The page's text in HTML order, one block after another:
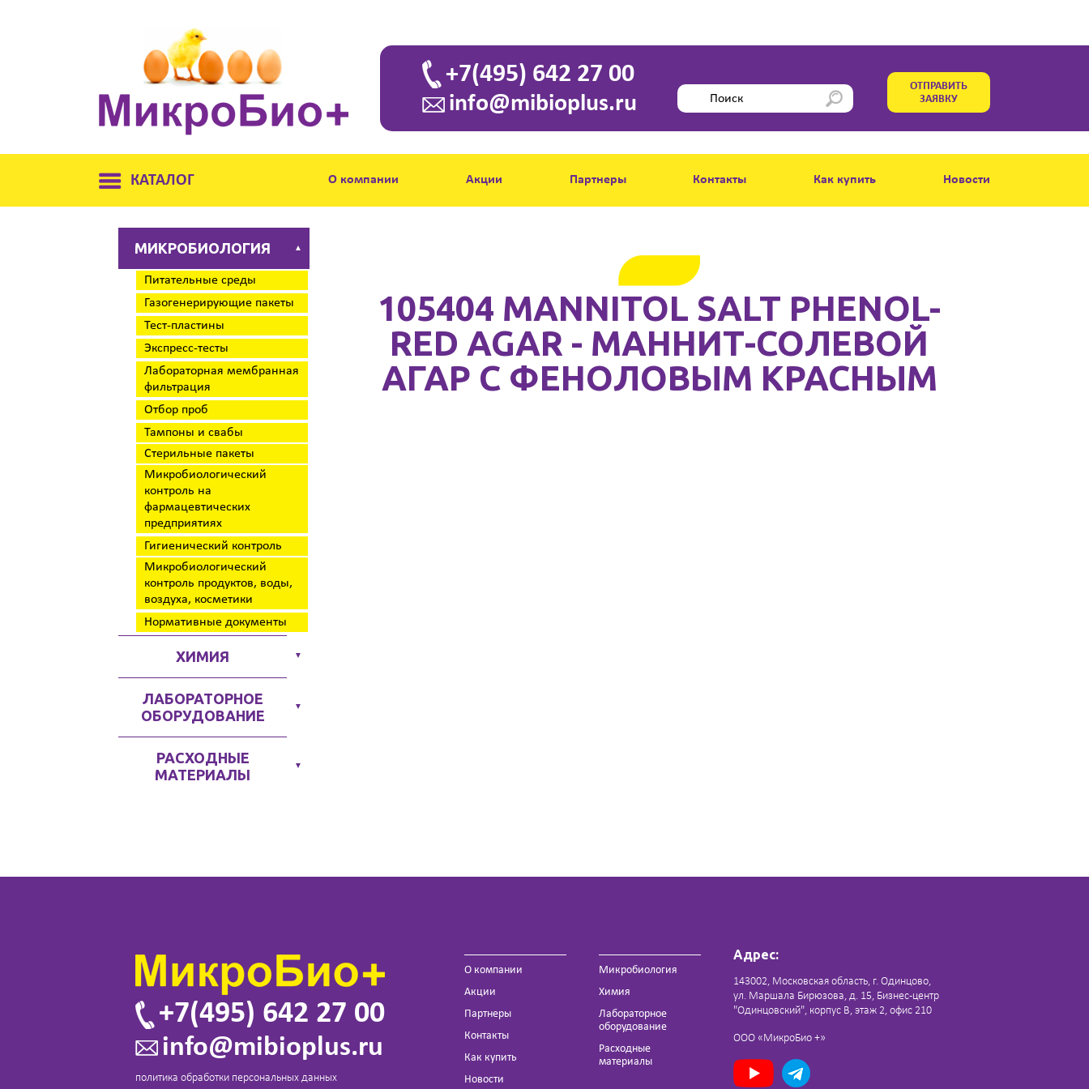
+7(495) 642 27 00
info@mibioplus.ru
ОТПРАВИТЬ
ЗАЯВКУ
КАТАЛОГ О компании Акции Партнеры Контакты Как купить Новости
МИКРОБИОЛОГИЯ ▲
Питательные среды
Газогенерирующие пакеты
Тест-пластины
Экспресс-тесты
Лабораторная мембранная
фильтрация
Отбор проб
Тампоны и свабы
Стерильные пакеты
Микробиологический
контроль на
фармацевтических
предприятиях
Гигиенический контроль
Микробиологический
контроль продуктов, воды,
воздуха, косметики
Нормативные документы
ХИМИЯ ▼
ЛАБОРАТОРНОЕ
ОБОРУДОВАНИЕ
▼
РАСХОДНЫЕ
МАТЕРИАЛЫ
▼
105404 MANNITOL SALT PHENOL-
RED AGAR - МАННИТ-СОЛЕВОЙ
АГАР С ФЕНОЛОВЫМ КРАСНЫМ
+7(495) 642 27 00
info@mibioplus.ru
политика обработки персональных данных
О компании
Акции
Партнеры
Контакты
Как купить
Новости
Микробиология
Химия
Лабораторное
оборудование
Расходные
материалы
Адрес:
143002, Московская область, г. Одинцово,
ул. Маршала Бирюзова, д. 15, Бизнес-центр
"Одинцовский", корпус В, этаж 2, офис 210
ООО «МикроБио +»